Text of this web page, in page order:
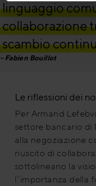
linguaggio
collaborazione
scambio
Fabien Bouillot
Le riflessioni dei
Per Armand
settore bancario di
alla negoziazione
riuscito di
sottolineano la
l’importanza della